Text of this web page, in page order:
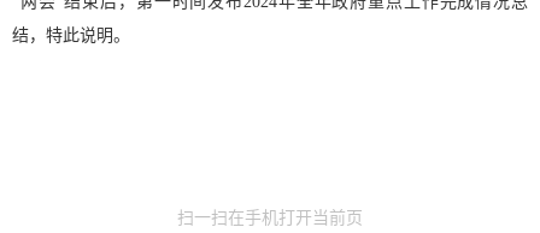
结，特此说明。
扫一扫在手机打开当前页